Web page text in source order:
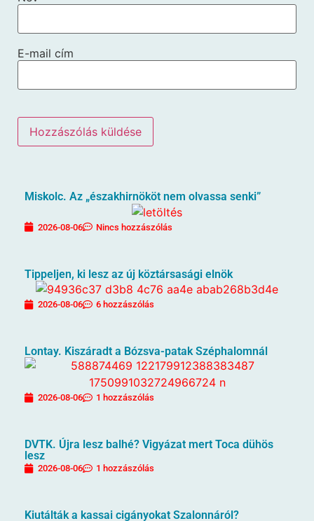
E-mail cím
Miskolc. Az „északhirnököt nem olvassa senki”
2026-08-06 Nincs hozzászólás
Tippeljen, ki lesz az új köztársasági elnök
2026-08-06 6 hozzászólás
Lontay. Kiszáradt a Bózsva-patak Széphalomnál
2026-08-06 1 hozzászólás
DVTK. Újra lesz balhé? Vigyázat mert Toca dühös
lesz
2026-08-06 1 hozzászólás
Kiutálták a kassai cigányokat Szalonnáról?